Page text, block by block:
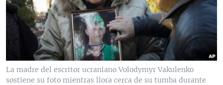
VENEZUELA
BRASIL
NICARAGUA
ECONOMÍA
ENTRETENIMIENTO Y CULTURA
TECNOLOGÍA
DEPORTES
CIENCIA Y SALUD
MULTIMEDIA
VIDEOS
FOTOGRAFÍA
AUDIOS
PROGRAMAS TV
EL MUNDO AL DÍA
FORO INTERAMERICANO
VISIÓN 360
AVANCE INFORMATIVO
AUDIONOTICIAS
DIRECT
DOCUMENTALES DE LA VOA
La madre del escritor ucraniano Volodymyr Vakulenko
sostiene su foto mientras llora cerca de su tumba durante